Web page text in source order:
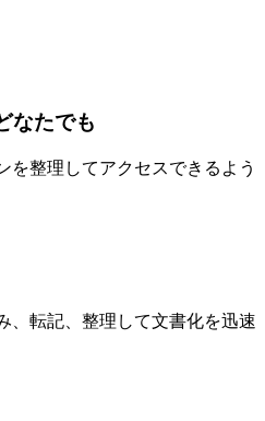
なたでも
を整理してアクセスできるよう
、転記、整理して文書化を迅速